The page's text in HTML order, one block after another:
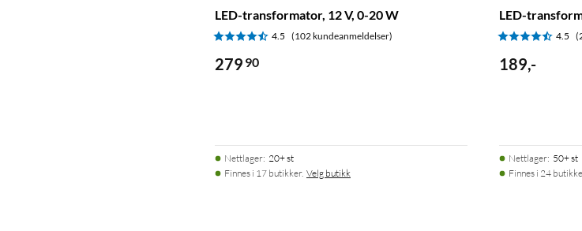
LED-transformator, 12 V, 0-20 W
4.5 (102 kundeanmeldelser)
279 90
Nettlager: 20+ st
Finnes i 17 butikker. Velg butikk
LED-
4.5
189,-
Nettlager: 50+ st
Finnes i 24